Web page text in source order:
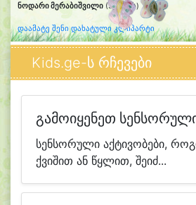
ნოდარი მერაბიშვილი (3 წლის)
დაამატე შენი დახატული კლიპარტი
Kids.ge-ს რჩევები
გამოიყენეთ
სენსორული აქტივობები,
ქვიშით ან წყლით, შეიძ...